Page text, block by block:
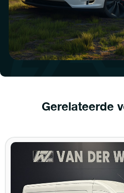
Gerelateerde